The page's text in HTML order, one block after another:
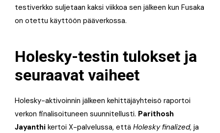
testiverkko suljetaan kaksi viikkoa sen jälkeen kun Fusaka
on otettu käyttöön pääverkossa.
Holesky-testin tulokset ja
seuraavat vaiheet
Holesky-aktivoinnin jälkeen kehittäjäyhteisö raportoi
verkon finalisoituneen suunnitellusti. Parithosh
Jayanthi kertoi X-palvelussa, että Holesky finalized, ja